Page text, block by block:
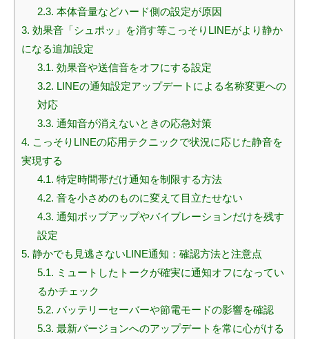
2.3. 本体音量などハード側の設定が原因
3. 効果音「シュポッ」を消す等こっそりLINEがより静か
になる追加設定
3.1. 効果音や送信音をオフにする設定
3.2. LINEの通知設定アップデートによる名称変更への
対応
3.3. 通知音が消えないときの応急対策
4. こっそりLINEの応用テクニックで状況に応じた静音を
実現する
4.1. 特定時間帯だけ通知を制限する方法
4.2. 音を小さめのものに変えて目立たせない
4.3. 通知ポップアップやバイブレーションだけを残す
設定
5. 静かでも見逃さないLINE通知：確認方法と注意点
5.1. ミュートしたトークが確実に通知オフになってい
るかチェック
5.2. バッテリーセーバーや節電モードの影響を確認
5.3. 最新バージョンへのアップデートを常に心がける